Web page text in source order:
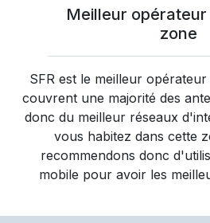
Meilleur
zone
SFRest le meilleur opérateur
couvrent une majorité des
donc du meilleur réseaux
vous habitez dans cette
recommendons donc
mobile pour avoir les